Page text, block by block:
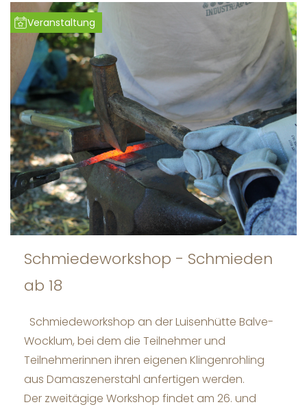
Veranstaltung
Schmiedeworkshop - Schmieden
ab 18
Schmiedeworkshop an der Luisenhütte Balve-
Wocklum, bei dem die Teilnehmer und
Teilnehmerinnen ihren eigenen Klingenrohling
aus Damaszenerstahl anfertigen werden.
Der zweitägige Workshop findet am 26. und